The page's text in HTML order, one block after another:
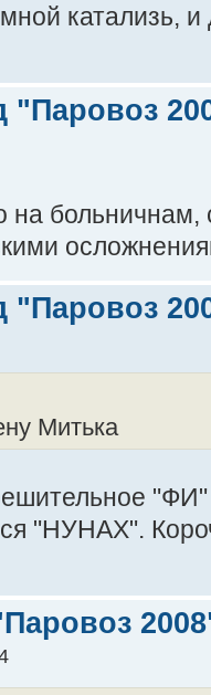
катализь,
"Паровоз
больничнам,
"Паровоз
Митька
"ФИ"
"НУНАХ".